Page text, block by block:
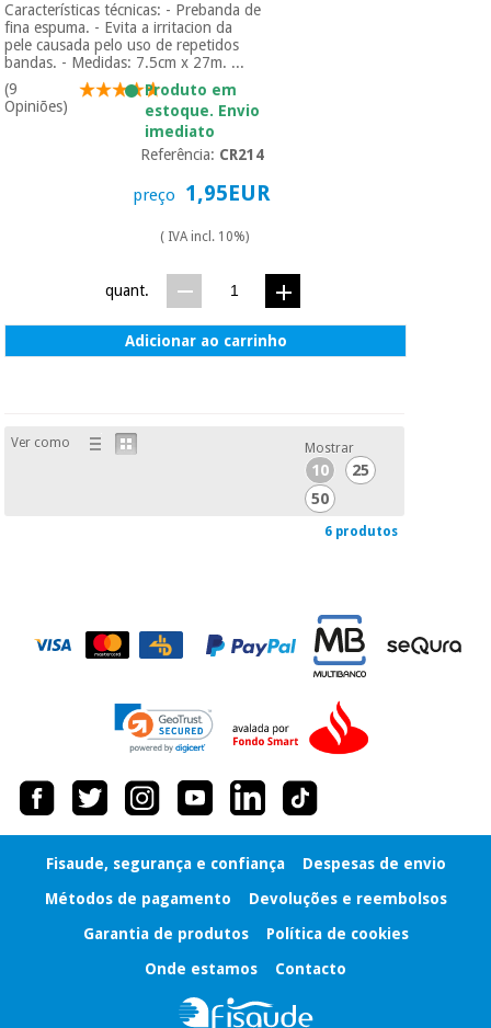
Características técnicas: - Prebanda de
fina espuma. - Evita a irritacion da
pele causada pelo uso de repetidos
bandas. - Medidas: 7.5cm x 27m. ...
(9
Opiniões)
Produto em
estoque. Envio
imediato
Referência: CR214
preço 1,95EUR
( IVA incl. 10%)
quant.
Adicionar ao carrinho
Ver como Mostrar
10
25
50
6 produtos
Fisaude, segurança e confiança
Despesas de envio
Métodos de pagamento
Devoluções e reembolsos
Garantia de produtos
Política de cookies
Onde estamos
Contacto